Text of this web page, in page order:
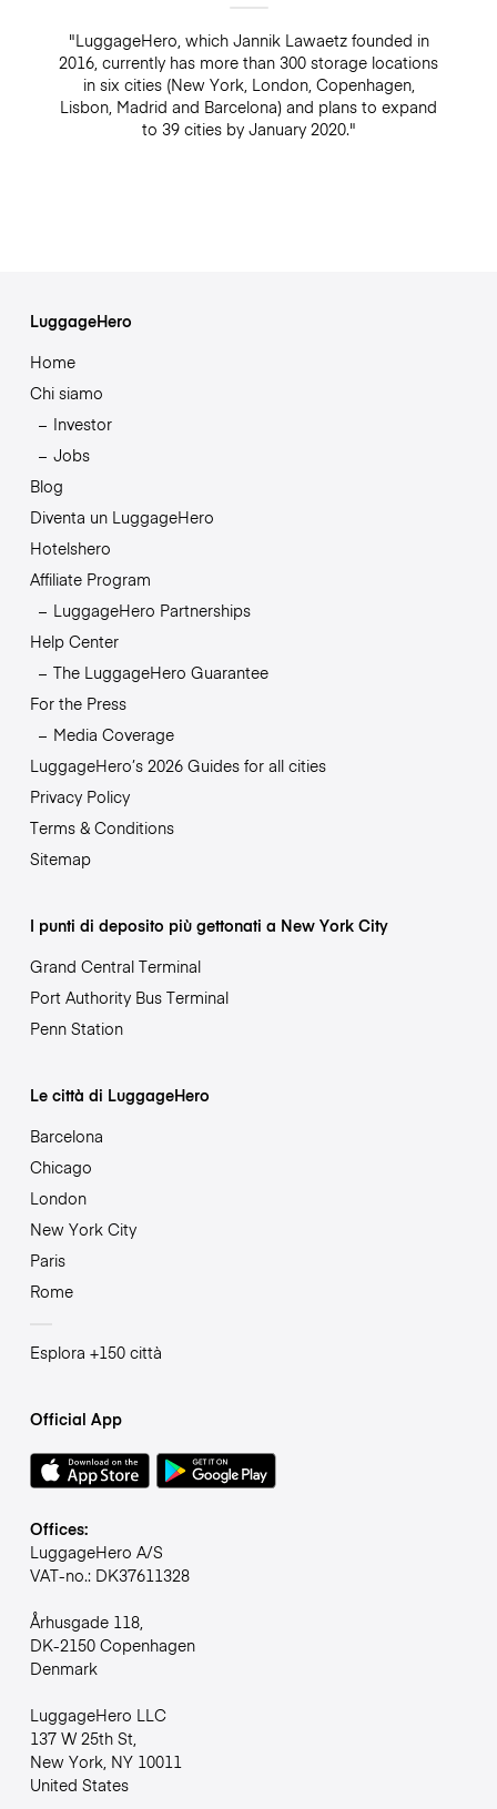
"LuggageHero, which Jannik Lawaetz founded in
2016, currently has more than 300 storage locations
in six cities (New York, London, Copenhagen,
Lisbon, Madrid and Barcelona) and plans to expand
to 39 cities by January 2020."
LuggageHero
Home
Chi siamo
Investor
Jobs
Blog
Diventa un LuggageHero
Hotelshero
Affiliate Program
LuggageHero Partnerships
Help Center
The LuggageHero Guarantee
For the Press
Media Coverage
LuggageHero’s 2026 Guides for all cities
Privacy Policy
Terms & Conditions
Sitemap
I punti di deposito più gettonati a New York City
Grand Central Terminal
Port Authority Bus Terminal
Penn Station
Le città di LuggageHero
Barcelona
Chicago
London
New York City
Paris
Rome
Esplora +150 città
Official App
Offices:
LuggageHero A/S
VAT-no.: DK37611328
Århusgade 118,
DK-2150 Copenhagen
Denmark
LuggageHero LLC
137 W 25th St,
New York, NY 10011
United States